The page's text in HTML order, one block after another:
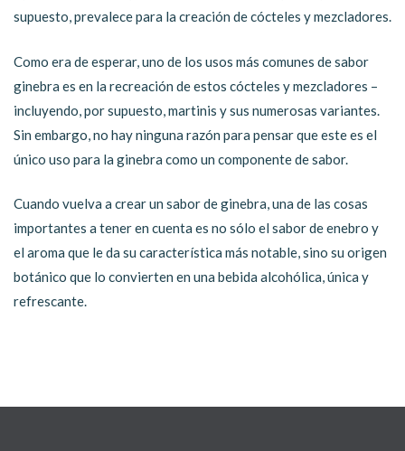
supuesto, prevalece para la creación de cócteles y mezcladores.
Como era de esperar, uno de los usos más comunes de sabor
ginebra es en la recreación de estos cócteles y mezcladores –
incluyendo, por supuesto, martinis y sus numerosas variantes.
Sin embargo, no hay ninguna razón para pensar que este es el
único uso para la ginebra como un componente de sabor.
Cuando vuelva a crear un sabor de ginebra, una de las cosas
importantes a tener en cuenta es no sólo el sabor de enebro y
el aroma que le da su característica más notable, sino su origen
botánico que lo convierten en una bebida alcohólica, única y
refrescante.